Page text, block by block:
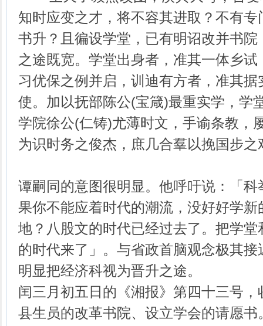
知时应变之才，将不容其进取？不有
书升？且徧设学堂，已有明诏改并书
之途既宽。学堂出身者，准其一体乡
习优保之例并启，训迪有方者，准其
使。加以抚部陈公(宝箴)最重实学，学
学院徐公(仁铸)尤薄时文，手谕条教，
为识时务之俊杰，庶几合羣以挽国步之
谭嗣同的意图很明显。他呼吁说：「
果你不能应着时代的潮流，没好好学
地？八股文的时代已经过去了。把学
的时代来了」。与省政首脑观念极其
明显把经济科视为晋升之途。
闰三月初五日的《湘报》第四十三号
县生员的改革书院、设立学会的请愿